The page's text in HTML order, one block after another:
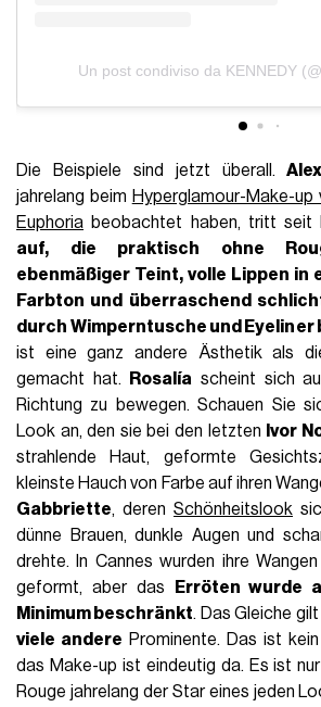
Un post condiviso da KENNEDY
Die Beispiele sind jetzt überall.
jahrelang beim Hyperglamour-Make-up
Euphoria beobachtet haben, tritt seit
auf, die praktisch ohne
ebenmäßiger Teint, volle Lippen in
Farbton und überraschend
durch Wimperntusche und Eyeliner
ist eine ganz andere Ästhetik als
gemacht hat.
Rosalía scheint sich
Richtung zu bewegen. Schauen Sie
Look an, den sie bei den letzten Ivor
strahlende Haut, geformte
kleinste Hauch von Farbe auf ihren
Gabbriette, derenSchönheitslook
dünne Brauen, dunkle Augen und
drehte. In Cannes wurden ihre
geformt, aber das
Erröten wurde
Minimum beschränkt. Das Gleiche
viele andere Prominente. Das ist
das Make-up ist eindeutig da. Es ist
Rouge jahrelang der Star eines jeden